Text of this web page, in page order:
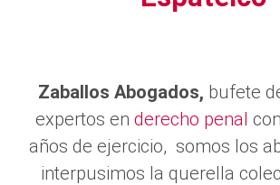
Zaballos Abogados, bufete
expertos en derecho penal
años de ejercicio, somos los
interpusimos la querella